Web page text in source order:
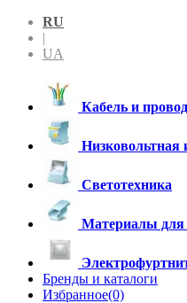
RU
|
UA
Кабель и провод
Низковольтная
Светотехника
Материалы для
Бренды и каталоги
Избранное(0)